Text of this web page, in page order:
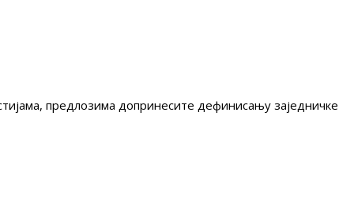
предлозима допринесите дефинисању заједничке